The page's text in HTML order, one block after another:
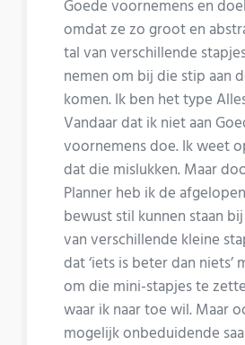
Goede voornemens en
omdat ze zo groot en
tal van verschillende
nemen om bij die stip aan
komen. Ik ben het type
Vandaar dat ik niet aan
voornemens doe. Ik weet
dat die mislukken. Maar
Planner heb ik de
bewust stil kunnen staan
van verschillende kleine
dat ‘iets is beter dan
om die mini-stapjes te
waar ik naar toe wil. Maar
mogelijk onbeduidende